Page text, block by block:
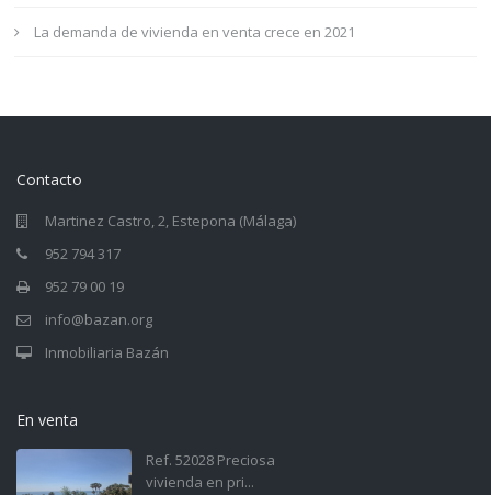
La demanda de vivienda en venta crece en 2021
Contacto
Martinez Castro, 2, Estepona (Málaga)
952 794 317
952 79 00 19
info@bazan.org
Inmobiliaria Bazán
En venta
Ref. 52028 Preciosa
vivienda en pri...